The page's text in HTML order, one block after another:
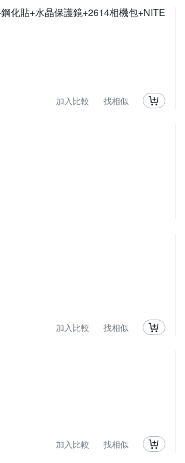
化貼+水晶保護鏡+2614相機包+NITE
加入比較 找相似
加入比較 找相似
加入比較 找相似